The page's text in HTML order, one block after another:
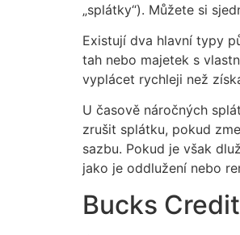
„splátky“). Můžete si
Existují dva hlavní typy
tah nebo majetek s
vyplácet rychleji než
U časově náročných
zrušit splátku, pokud
sazbu. Pokud je však
jako je oddlužení nebo
Bucks Credit